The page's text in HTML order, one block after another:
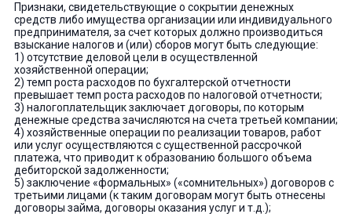
Признаки, свидетельствующие о сокрытии денежных
средств либо имущества организации или индивидуального
предпринимателя, за счет которых должно производиться
взыскание налогов и (или) сборов могут быть следующие:
1) отсутствие деловой цели в осуществленной
хозяйственной операции;
2) темп роста расходов по бухгалтерской отчетности
превышает темп роста расходов по налоговой отчетности;
3) налогоплательщик заключает договоры, по которым
денежные средства зачисляются на счета третьей компании;
4) хозяйственные операции по реализации товаров, работ
или услуг осуществляются с существенной рассрочкой
платежа, что приводит к образованию большого объема
дебиторской задолженности;
5) заключение «формальных» («сомнительных») договоров с
третьими лицами (к таким договорам могут быть отнесены
договоры займа, договоры оказания услуг и т.д.);